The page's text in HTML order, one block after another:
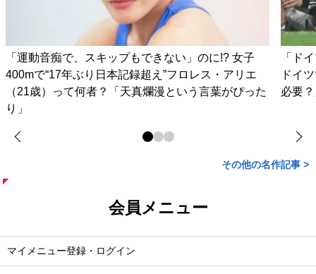
「運動音痴で、スキップもできない」のに!? 女子
400mで“17年ぶり日本記録超え”フロレス・アリエ
（21歳）って何者？「天真爛漫という言葉がぴった
り」
「ド
ドイ
必要
その他の名作記事 >
会員メニュー
マイメニュー登録・ログイン